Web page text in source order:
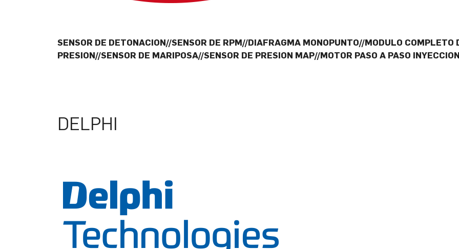
SENSOR DE DETONACION//SENSOR DE RPM//DIAFRAGMA MONOPUNTO//MODULO
PRESION//SENSOR DE MARIPOSA//SENSOR DE PRESION MAP//MOTOR PASO A PASO INYECCION
DELPHI